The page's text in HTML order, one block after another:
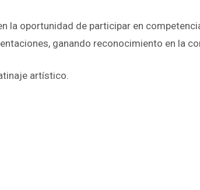
la oportunidad de participar en
ganando reconocimiento en la
artístico.